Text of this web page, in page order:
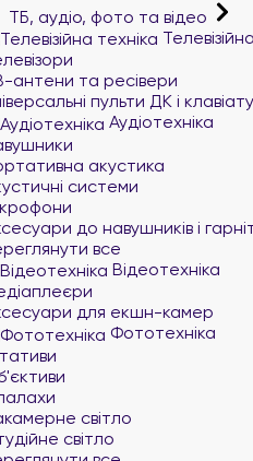
ТБ, аудіо, фото та відео
антени та ресівери
пульти ДК і
Аудіотехніка
акустика
системи
до навушників і
все
Відеотехніка
для екшн-камер
Фототехніка
світло
світло